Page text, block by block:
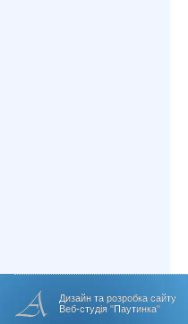
Дизайн та розробка сайту
Веб-студія "Паутинка"